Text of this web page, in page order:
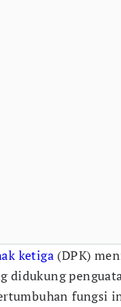
ketiga (DPK)
didukung
fungsi